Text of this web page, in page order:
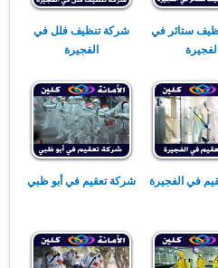
ستائر في
شركة تنظيف فلل في
الفجيرة
في الفجيرة شركة تعقيم في أبو ظبي